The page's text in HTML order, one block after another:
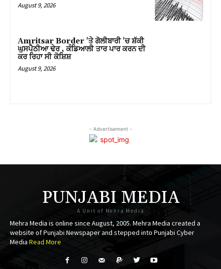
August 9, 2026
Amritsar Border 'ਤੇ ਗੋਲੀਬਾਰੀ 'ਚ ਸ਼ੱਕੀ
ਘੁਸਪੈਠੀਆ ਢੇਰ , ਕੰਡਿਆਲੀ ਤਾਰ ਪਾਰ ਕਰਨ ਦੀ
ਕਰ ਰਿਹਾ ਸੀ ਕੋਸ਼ਿਸ਼
August 9, 2026
- Advertisement -
PUNJABI MEDIA
A Unit of Mehra Media
Mehra Media is online since August, 2005. Mehra Media created a
website of Punjabi Newspaper and stepped into Punjabi Cyber
Media Read More